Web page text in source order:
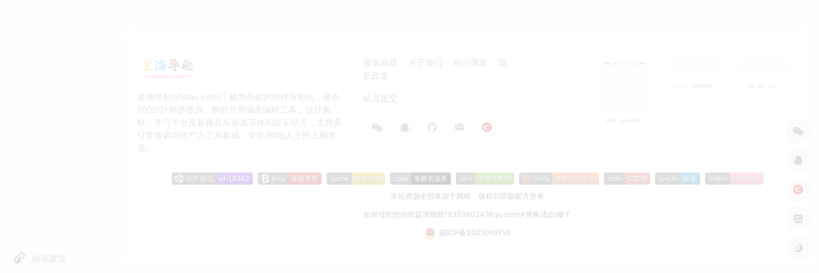
站点提交
星海导航(xhnav.com) | 极简高效的现代导航站，聚合
10000+精选资源。智能分类涵盖编程工具、设计素
材、学习平台及影视音乐游戏等休闲娱乐站点，支持多
引擎搜索与生产力工具集成，学生/职场人士的上网首
选。
摸鱼游戏 关于我们 站点博客
隐
私政策
站点提交
QQ群：682921902
本站资源全部来源于网络，版权归原版权方所有
如有侵犯您的权益请致邮1836360247#qq.com(#替换成@)撤下
皖ICP备2021010710